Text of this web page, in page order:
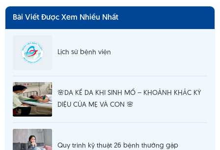
Bài Viết Được Xem Nhiều Nhất
Lịch sử bệnh viện
🌸DA KỀ DA KHI SINH MỔ – KHOẢNH KHẮC KỲ
DIỆU CỦA MẸ VÀ CON 🌸
Quy trình kỹ thuật 26 bệnh thường gặp